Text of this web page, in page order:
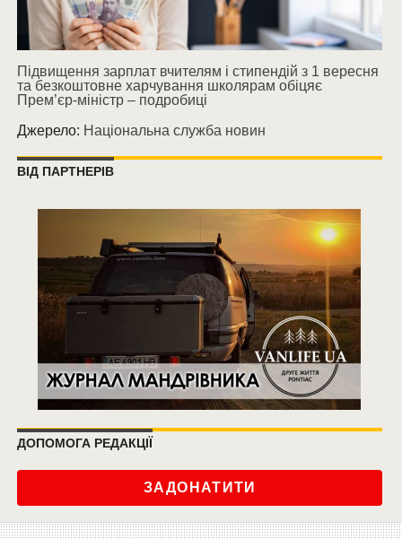
Підвищення зарплат вчителям і стипендій з 1 вересня
та безкоштовне харчування школярам обіцяє
Прем’єр-міністр – подробиці
Джерело: Національна служба новин
ВІД ПАРТНЕРІВ
ДОПОМОГА РЕДАКЦІЇ
ЗАДОНАТИТИ